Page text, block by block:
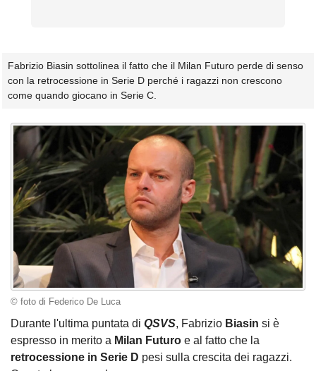
Fabrizio Biasin sottolinea il fatto che il Milan Futuro perde di senso
con la retrocessione in Serie D perché i ragazzi non crescono
come quando giocano in Serie C.
© foto di Federico De Luca
Durante l'ultima puntata di QSVS, Fabrizio Biasin si è
espresso in merito a Milan Futuro e al fatto che la
retrocessione in Serie D pesi sulla crescita dei ragazzi.